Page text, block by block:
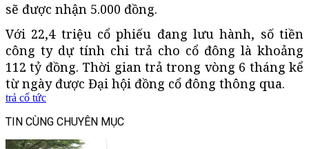
sẽ được nhận 5.000 đồng.
Với 22,4 triệu cổ phiếu đang lưu hành, số tiền
công ty dự tính chi trả cho cổ đông là khoảng
112 tỷ đồng. Thời gian trả trong vòng 6 tháng kể
từ ngày được Đại hội đồng cổ đông thông qua.
trả cổ tức
TIN CÙNG CHUYÊN MỤC